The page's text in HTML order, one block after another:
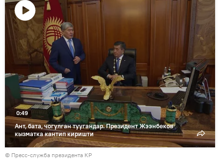
Видеону
көрсөтүү
Ант, бата, чогулган туугандар. Президент Жээнбеков
кызматка кантип киришти
0:49
© Пресс-служба президента КР